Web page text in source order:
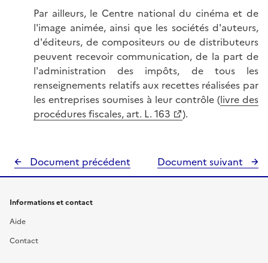
Par ailleurs, le Centre national du cinéma et de
l'image animée, ainsi que les sociétés d'auteurs,
d'éditeurs, de compositeurs ou de distributeurs
peuvent recevoir communication, de la part de
l'administration des impôts, de tous les
renseignements relatifs aux recettes réalisées par
les entreprises soumises à leur contrôle (livre des
procédures fiscales, art. L. 163
).
Document précédent Document suivant
Informations et contact
Aide
Contact